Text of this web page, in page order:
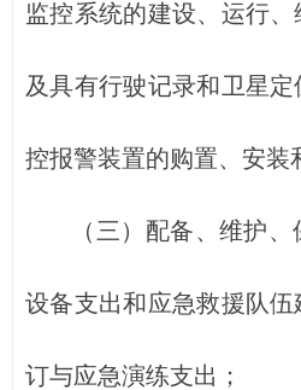
监控系统的建设、运行
及具有行驶记录和卫星
控报警装置的购置、安装
（三）配备、维护、
设备支出和应急救援队
订与应急演练支出；